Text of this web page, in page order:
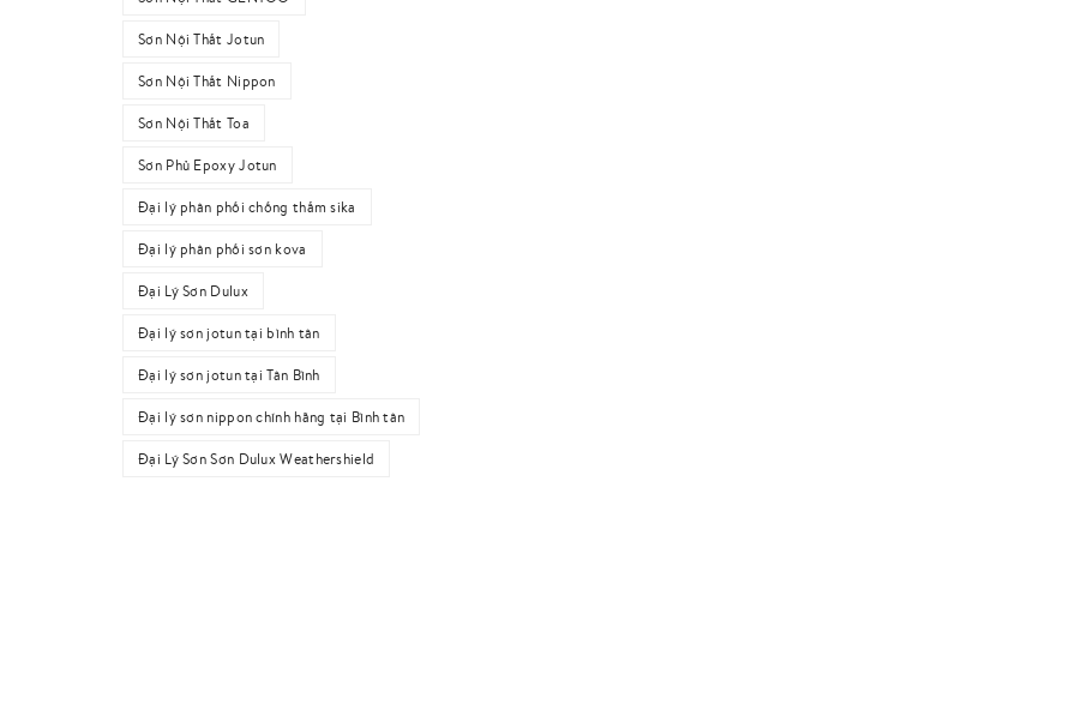
Sơn Nội Thất Jotun
Sơn Nội Thất Nippon
Sơn Nội Thất Toa
Sơn Phủ Epoxy Jotun
Đại lý phân phối chống thấm sika
Đại lý phân phối sơn kova
Đại Lý Sơn Dulux
Đại lý sơn jotun tại bình tân
Đại lý sơn jotun tại Tân Bình
Đại lý sơn nippon chính hãng tại Bình tân
Đại Lý Sơn Sơn Dulux Weathershield